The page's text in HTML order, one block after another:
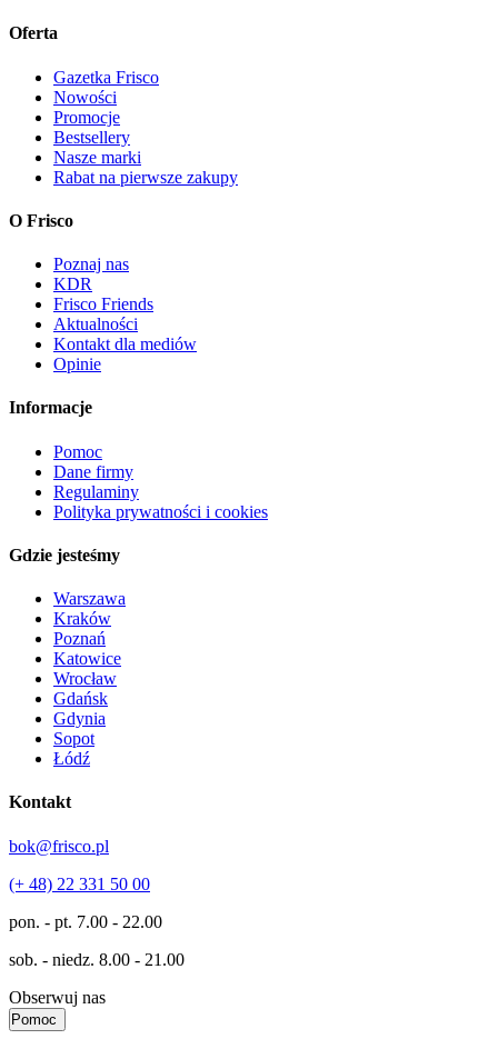
Oferta
Gazetka Frisco
Nowości
Promocje
Bestsellery
Nasze marki
Rabat na pierwsze zakupy
O Frisco
Poznaj nas
KDR
Frisco Friends
Aktualności
Kontakt dla mediów
Opinie
Informacje
Pomoc
Dane firmy
Regulaminy
Polityka prywatności i cookies
Gdzie jesteśmy
Warszawa
Kraków
Poznań
Katowice
Wrocław
Gdańsk
Gdynia
Sopot
Łódź
Kontakt
bok@frisco.pl
(+ 48) 22 331 50 00
pon. - pt. 7.00 - 22.00
sob. - niedz. 8.00 - 21.00
Obserwuj nas
Pomoc